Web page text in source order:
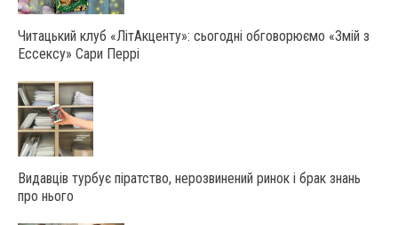
Читацький клуб «ЛітАкценту»: сьогодні обговорюємо «Змій з
Ессексу» Сари Перрі
Видавців турбує піратство, нерозвинений ринок і брак знань
про нього